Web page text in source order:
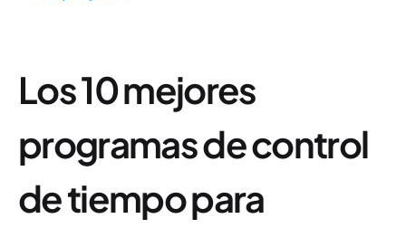
Los 10 mejores
programas de control
de tiempo para